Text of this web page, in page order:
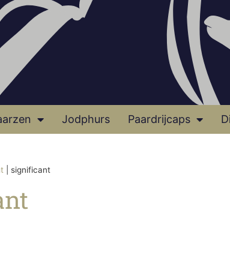
Jodphurs Paardrijcaps
significant